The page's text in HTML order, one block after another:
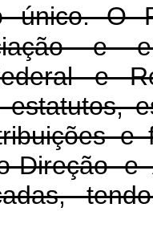
único. O
e
e
Direção e